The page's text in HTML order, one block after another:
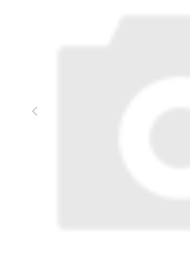
Войти